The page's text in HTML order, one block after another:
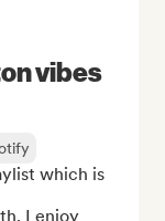
vibes
which is
I enjoy